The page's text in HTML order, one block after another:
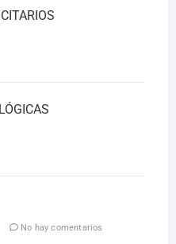
No hay comentarios